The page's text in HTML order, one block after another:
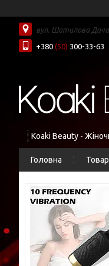
вул. Шатилова Дача
+380 (50) 300-33-63
Koaki Beauty -
Головна